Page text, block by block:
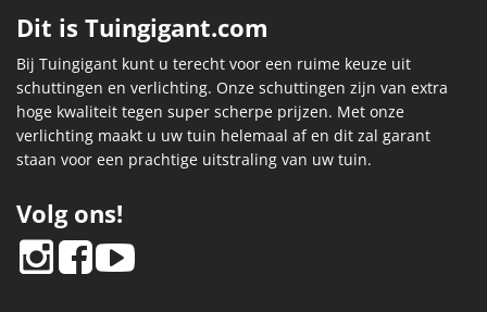
Dit is Tuingigant.com
Bij Tuingigant kunt u terecht voor een ruime keuze uit
schuttingen en verlichting. Onze schuttingen zijn van extra
hoge kwaliteit tegen super scherpe prijzen. Met onze
verlichting maakt u uw tuin helemaal af en dit zal garant
staan voor een prachtige uitstraling van uw tuin.
Volg ons!